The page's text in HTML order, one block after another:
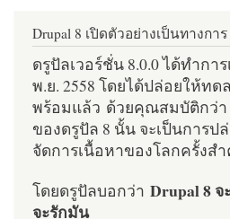
Drupal 8 เปิดตัวอย่างเป็นทางการ
ดรูปัลเวอร์ชั่น 8.0.0 ได้ทำกา
พ.ย. 2558 โดยได้ปล่อยให้ท
พร้อมแล้ว ด้วยคุณสมบัติกว่
ของดรูปัล 8 นั้น จะเป็นการป
จัดการเนื้อหาของโลกครั้งส
โดยดรูปัลบอกว่า Drupal 8
จะรักมัน